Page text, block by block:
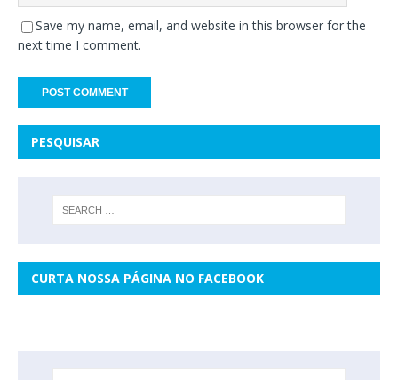
Save my name, email, and website in this browser for the
next time I comment.
PESQUISAR
CURTA NOSSA PÁGINA NO FACEBOOK